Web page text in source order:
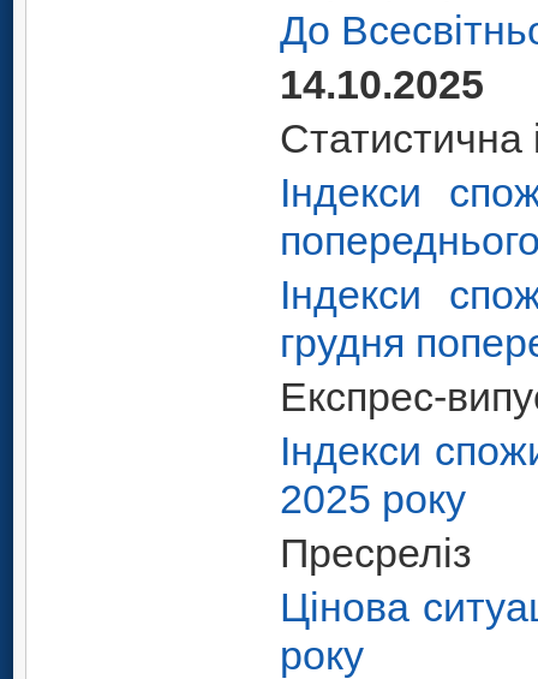
До
14.10.2025
Статистична
Індекси
Індекси
грудня
Експрес-
Індекси
2025 року
Пресреліз
Цінова
року